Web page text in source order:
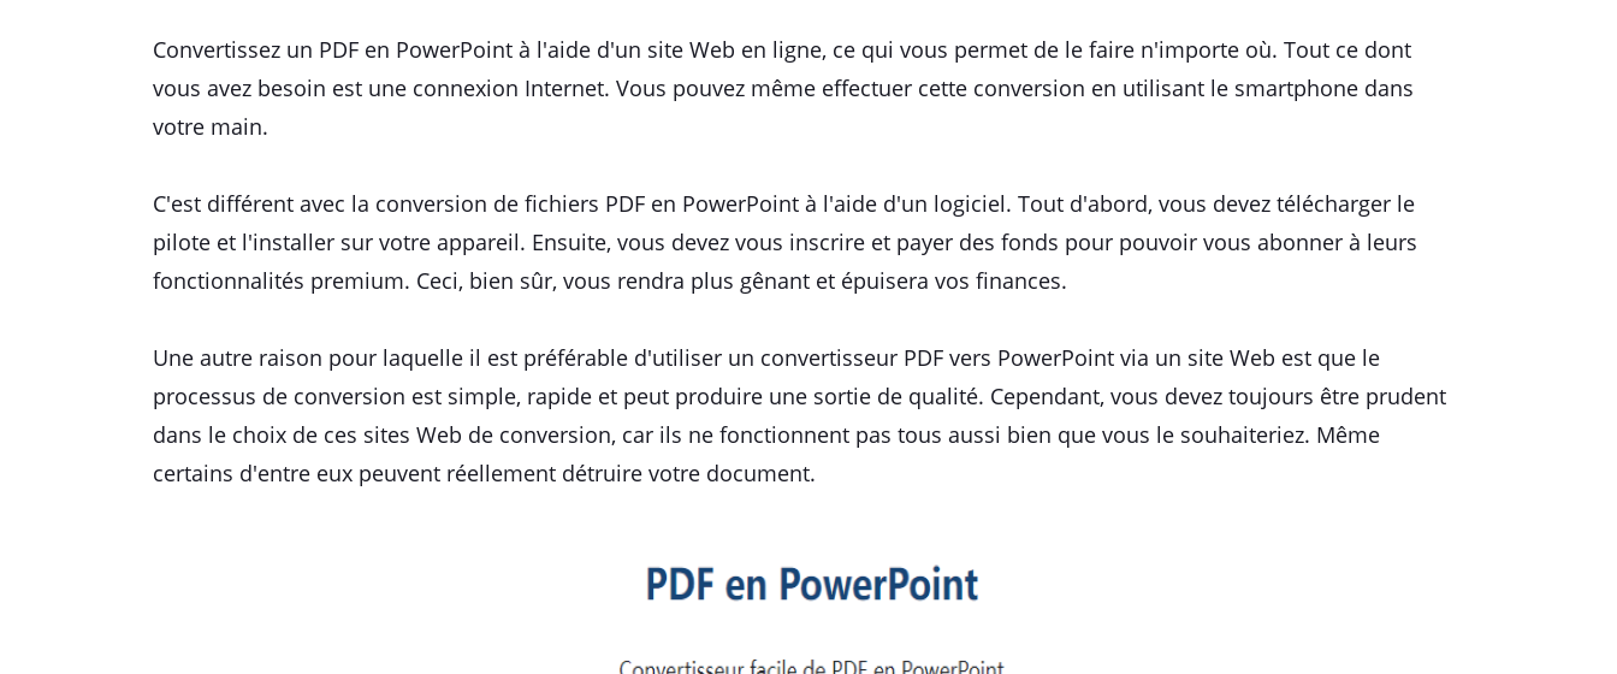
Convertissez un PDF en PowerPoint à l'aide d'un site Web en ligne, ce qui vous permet de le faire n'importe où. Tout ce dont
vous avez besoin est une connexion Internet. Vous pouvez même effectuer cette conversion en utilisant le smartphone dans
votre main.
C'est différent avec la conversion de fichiers PDF en PowerPoint à l'aide d'un logiciel. Tout d'abord, vous devez télécharger le
pilote et l'installer sur votre appareil. Ensuite, vous devez vous inscrire et payer des fonds pour pouvoir vous abonner à leurs
fonctionnalités premium. Ceci, bien sûr, vous rendra plus gênant et épuisera vos finances.
Une autre raison pour laquelle il est préférable d'utiliser un convertisseur PDF vers PowerPoint via un site Web est que le
processus de conversion est simple, rapide et peut produire une sortie de qualité. Cependant, vous devez toujours être prudent
dans le choix de ces sites Web de conversion, car ils ne fonctionnent pas tous aussi bien que vous le souhaiteriez. Même
certains d'entre eux peuvent réellement détruire votre document.